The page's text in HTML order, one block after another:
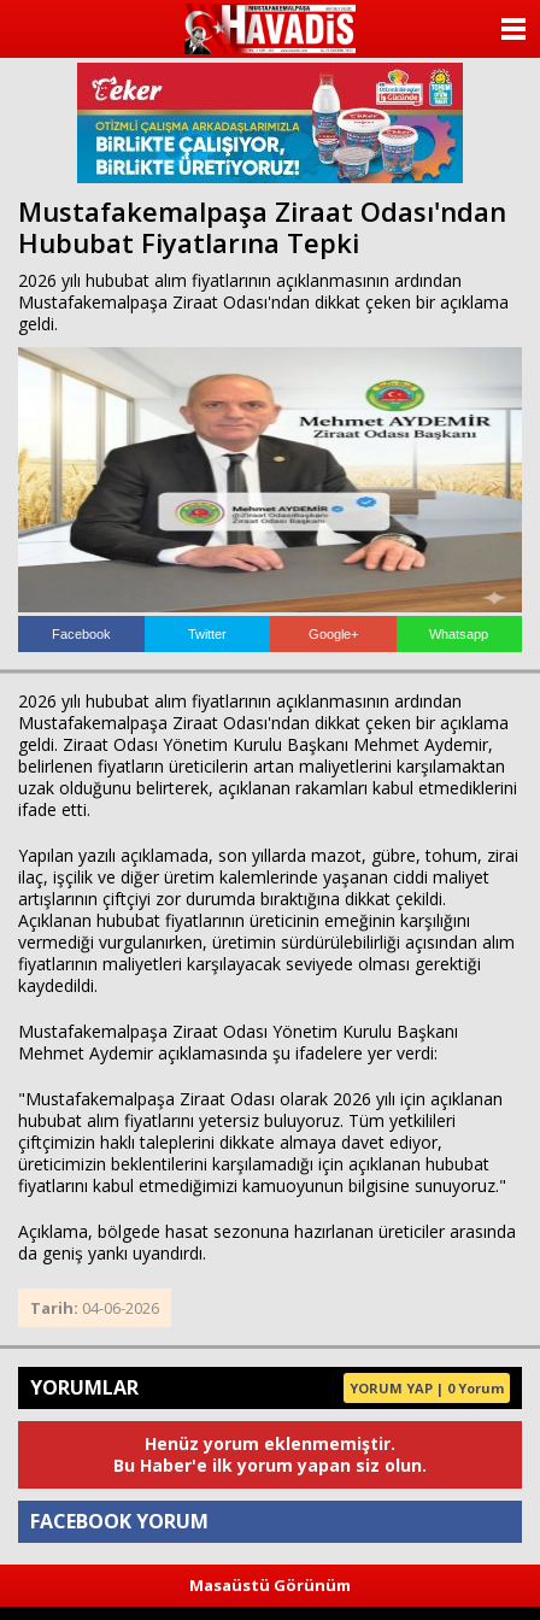
Mustafakemalpaşa Ziraat Odası'ndan
Hububat Fiyatlarına Tepki
2026 yılı hububat alım fiyatlarının açıklanmasının ardından
Mustafakemalpaşa Ziraat Odası'ndan dikkat çeken bir açıklama
geldi.
Facebook Twitter Google+ Whatsapp
2026 yılı hububat alım fiyatlarının açıklanmasının ardından
Mustafakemalpaşa Ziraat Odası'ndan dikkat çeken bir açıklama
geldi. Ziraat Odası Yönetim Kurulu Başkanı Mehmet Aydemir,
belirlenen fiyatların üreticilerin artan maliyetlerini karşılamaktan
uzak olduğunu belirterek, açıklanan rakamları kabul etmediklerini
ifade etti.
Yapılan yazılı açıklamada, son yıllarda mazot, gübre, tohum, zirai
ilaç, işçilik ve diğer üretim kalemlerinde yaşanan ciddi maliyet
artışlarının çiftçiyi zor durumda bıraktığına dikkat çekildi.
Açıklanan hububat fiyatlarının üreticinin emeğinin karşılığını
vermediği vurgulanırken, üretimin sürdürülebilirliği açısından alım
fiyatlarının maliyetleri karşılayacak seviyede olması gerektiği
kaydedildi.
Mustafakemalpaşa Ziraat Odası Yönetim Kurulu Başkanı
Mehmet Aydemir açıklamasında şu ifadelere yer verdi:
"Mustafakemalpaşa Ziraat Odası olarak 2026 yılı için açıklanan
hububat alım fiyatlarını yetersiz buluyoruz. Tüm yetkilileri
çiftçimizin haklı taleplerini dikkate almaya davet ediyor,
üreticimizin beklentilerini karşılamadığı için açıklanan hububat
fiyatlarını kabul etmediğimizi kamuoyunun bilgisine sunuyoruz."
Açıklama, bölgede hasat sezonuna hazırlanan üreticiler arasında
da geniş yankı uyandırdı.
Tarih: 04-06-2026
YORUMLAR YORUM YAP | 0 Yorum
Henüz yorum eklenmemiştir.
Bu Haber'e ilk yorum yapan siz olun.
FACEBOOK YORUM
Yorum
Masaüstü Görünüm
KATEGORİLER
YAZARLAR
ANKETLER
KÜNYE
İLETİŞİM
Haberin Doğru Adresi.